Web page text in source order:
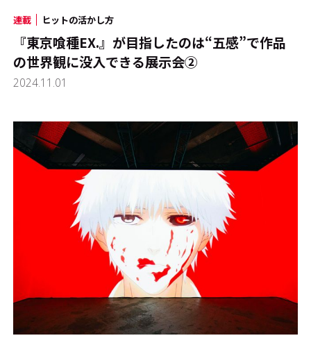
連載 ヒットの活かし方
『東京喰種EX.』が目指したのは“五感”で作品
の世界観に没入できる展示会➁
2024.11.01